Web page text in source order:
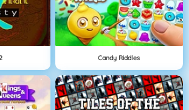
Candy Riddles